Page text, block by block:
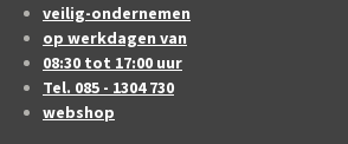
veilig-ondernemen
op werkdagen van
08:30 tot 17:00 uur
Tel. 085 - 1304 730
webshop